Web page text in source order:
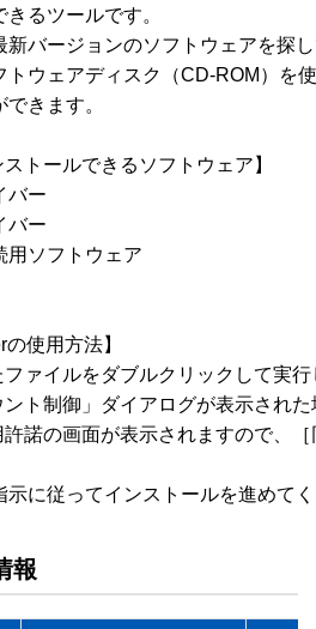
るツールです。
新バージョンのソフトウェアを探
トウェアディスク（CD-ROM）を
きます。
トールできるソフトウェア】
ー
ー
ソフトウェア
使用方法】
イルをダブルクリックして実行
制御」ダイアログが表示された
の画面が表示されますので、［
報